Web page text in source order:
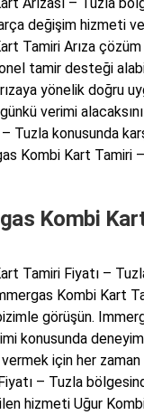
değişim hizmeti
Tamiri Arıza
tamir desteği
yönelik doğru
verimi
Tuzla konusunda
Kombi Kart Tamiri
Kombi
Tamiri Fiyatı –
Kombi Kart
görüşün.
konusunda
için her zaman
– Tuzla
hizmeti Uğur